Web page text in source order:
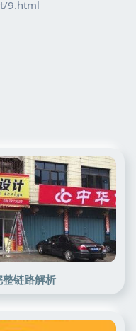
9.html
链路解析